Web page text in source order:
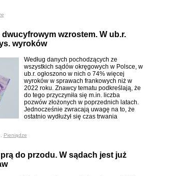
wzrostem. W ub.r.
wyroków
Według danych pochodzących ze
wszystkich sądów okręgowych w Polsce, w
ub.r. ogłoszono w nich o 74% więcej
wyroków w sprawach frankowych niż w
2022 roku. Znawcy tematu podkreślają, że
do tego przyczyniła się m.in. liczba
pozwów złożonych w poprzednich latach.
Jednocześnie zwracają uwagę na to, że
ostatnio wydłużył się czas trwania
Pieniądze
do przodu. W sądach jest już